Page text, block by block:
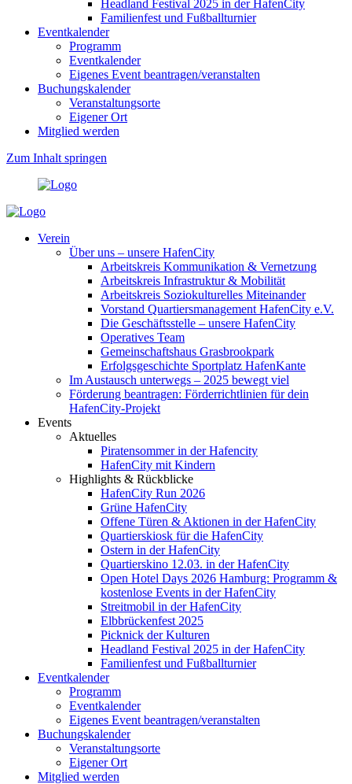
Headland Festival 2025 in der HafenCity
Familienfest und Fußballturnier
Eventkalender
Programm
Eventkalender
Eigenes Event beantragen/veranstalten
Buchungskalender
Veranstaltungsorte
Eigener Ort
Mitglied werden
Zum Inhalt springen
Verein
Über uns – unsere HafenCity
Arbeitskreis Kommunikation & Vernetzung
Arbeitskreis Infrastruktur & Mobilität
Arbeitskreis Soziokulturelles Miteinander
Vorstand Quartiersmanagement HafenCity e.V.
Die Geschäftsstelle – unsere HafenCity
Operatives Team
Gemeinschaftshaus Grasbrookpark
Erfolgsgeschichte Sportplatz HafenKante
Im Austausch unterwegs – 2025 bewegt viel
Förderung beantragen: Förderrichtlinien für dein
HafenCity-Projekt
Events
Aktuelles
Piratensommer in der Hafencity
HafenCity mit Kindern
Highlights & Rückblicke
HafenCity Run 2026
Grüne HafenCity
Offene Türen & Aktionen in der HafenCity
Quartierskiosk für die HafenCity
Ostern in der HafenCity
Quartierskino 12.03. in der HafenCity
Open Hotel Days 2026 Hamburg: Programm &
kostenlose Events in der HafenCity
Streitmobil in der HafenCity
Elbbrückenfest 2025
Picknick der Kulturen
Headland Festival 2025 in der HafenCity
Familienfest und Fußballturnier
Eventkalender
Programm
Eventkalender
Eigenes Event beantragen/veranstalten
Buchungskalender
Veranstaltungsorte
Eigener Ort
Mitglied werden